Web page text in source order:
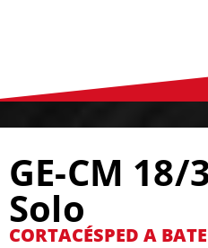
GE-CM 18/
Solo
CORTACÉSPED A